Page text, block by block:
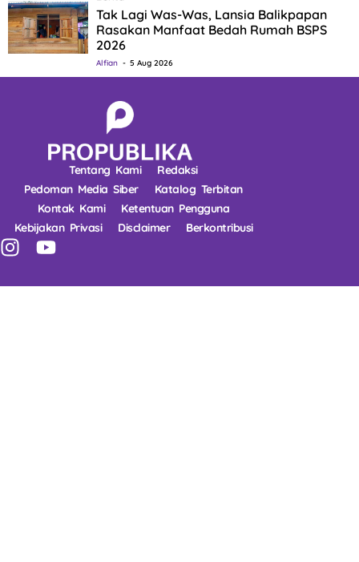
Tak Lagi Was-Was, Lansia Balikpapan
Rasakan Manfaat Bedah Rumah BSPS
2026
Alfian 5 Aug 2026
Tentang Kami
Redaksi
Pedoman Media Siber
Katalog Terbitan
Kontak Kami
Ketentuan Pengguna
Kebijakan Privasi
Disclaimer Berkontribusi